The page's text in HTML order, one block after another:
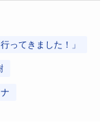
ってきました！」